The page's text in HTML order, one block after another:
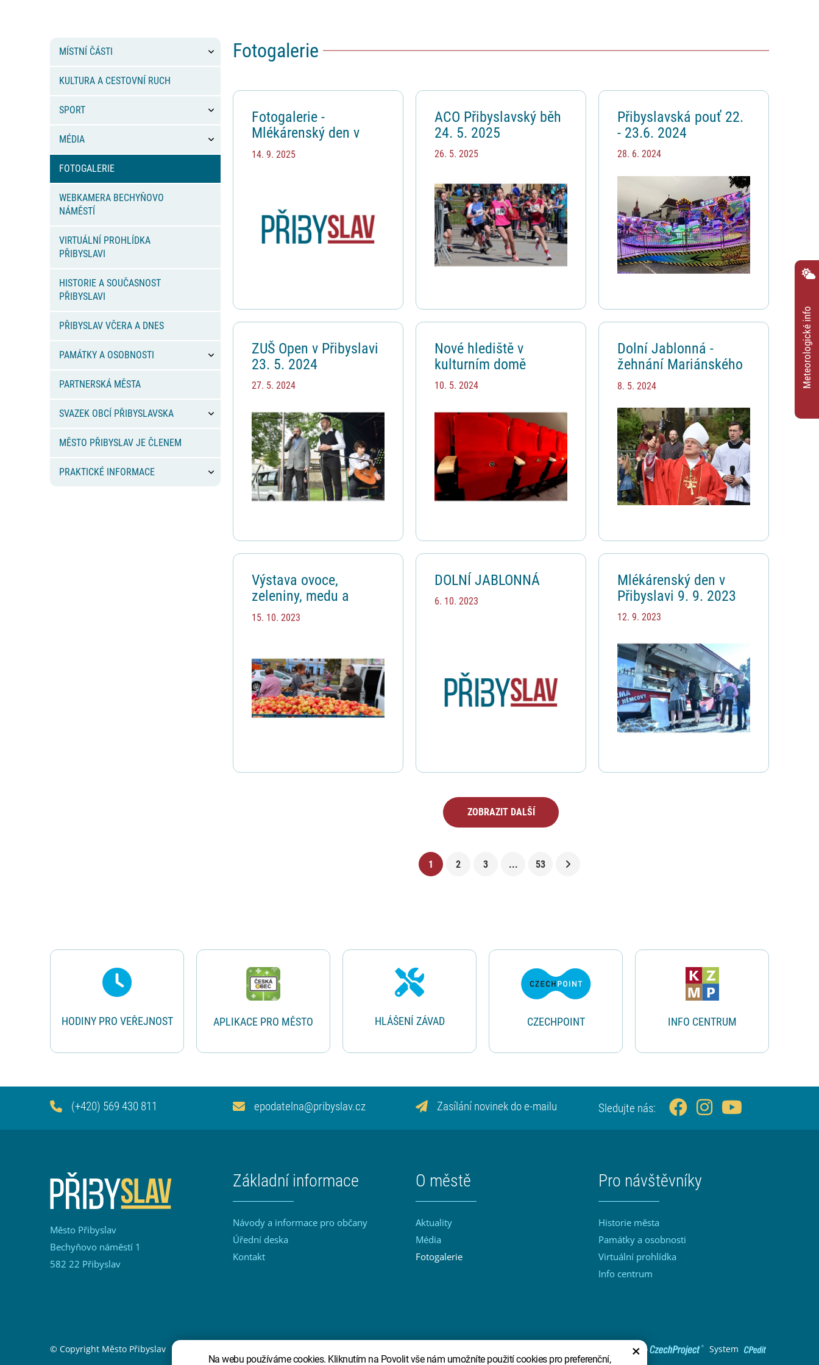
Na webu používáme cookies. Kliknutím na Povolit vše nám umožníte použití cookies pro preferenční, ×
Meteorologické info
Fotogalerie
Výpis článků
Fotogalerie -
Mlékárenský den v
Přibyslavi 2025
14. 9. 2025
ACO Přibyslavský běh
24. 5. 2025
26. 5. 2025
Přibyslavská pouť 22.
- 23.6. 2024
28. 6. 2024
ZUŠ Open v Přibyslavi
23. 5. 2024
27. 5. 2024
Nové hlediště v
kulturním domě
10. 5. 2024
Dolní Jablonná -
žehnání Mariánského
sloupu 5. 5. 2024
8. 5. 2024
Výstava ovoce,
zeleniny, medu a
brambor Přibyslavska
15. 10. 2023
DOLNÍ JABLONNÁ
6. 10. 2023
Mlékárenský den v
Přibyslavi 9. 9. 2023
12. 9. 2023
ZOBRAZIT DALŠÍ
1 2 3 ... 53
Postranní menu
MÍSTNÍ ČÁSTI
KULTURA A CESTOVNÍ RUCH
SPORT
MÉDIA
FOTOGALERIE
WEBKAMERA BECHYŇOVO
NÁMĚSTÍ
VIRTUÁLNÍ PROHLÍDKA
PŘIBYSLAVI
HISTORIE A SOUČASNOST
PŘIBYSLAVI
PŘIBYSLAV VČERA A DNES
PAMÁTKY A OSOBNOSTI
PARTNERSKÁ MĚSTA
SVAZEK OBCÍ PŘIBYSLAVSKA
MĚSTO PŘIBYSLAV JE ČLENEM
PRAKTICKÉ INFORMACE
Rychlé odkazy
HODINY PRO VEŘEJNOST APLIKACE PRO MĚSTO HLÁŠENÍ ZÁVAD CZECHPOINT INFO CENTRUM
(+420) 569 430 811 epodatelna@pribyslav.cz Zasílání novinek do e-mailu Sledujte nás:
Město Přibyslav
Bechyňovo náměstí 1
582 22 Přibyslav
Základní informace
Návody a informace pro občany
Úřední deska
Kontakt
O městě
Aktuality
Média
Fotogalerie
Pro návštěvníky
Historie města
Památky a osobnosti
Virtuální prohlídka
Info centrum
Sekce Patička
© Copyright Město Přibyslav Patička odkazy System